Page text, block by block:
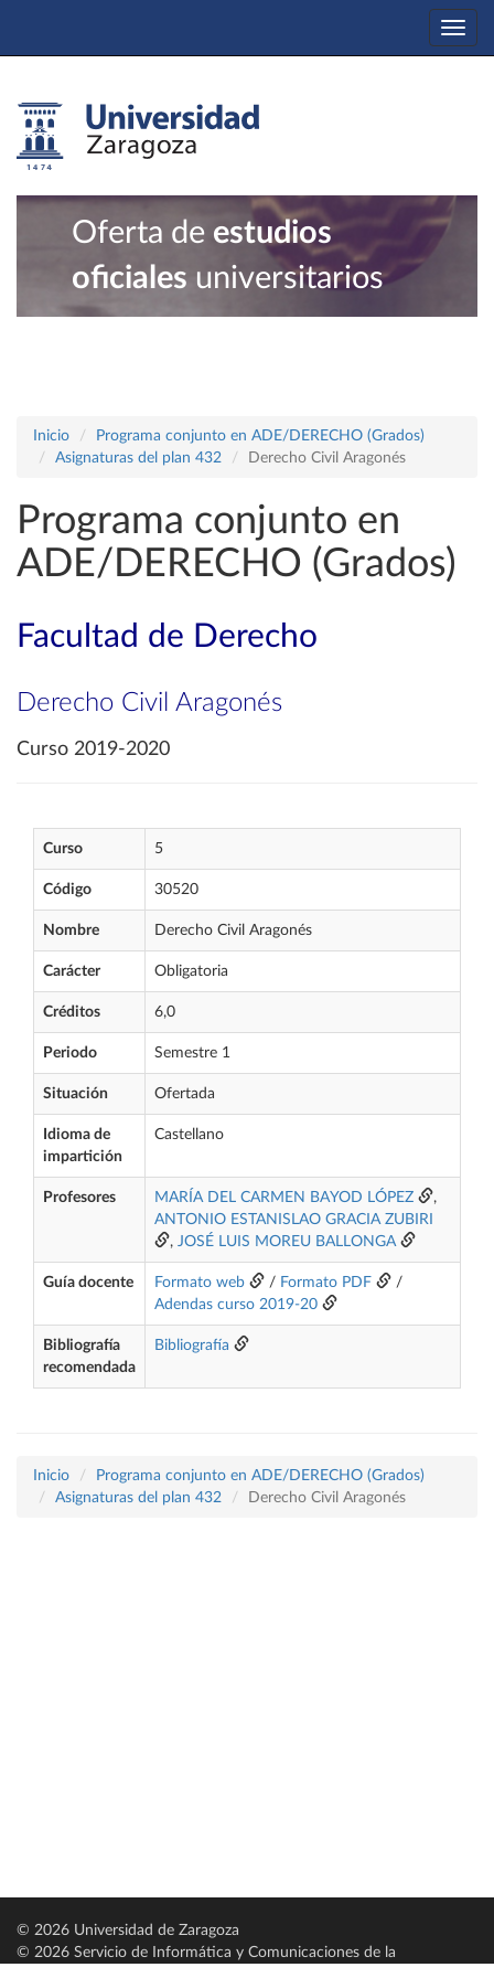
Oferta de estudios
oficiales universitarios
Inicio
Programa conjunto en ADE/DERECHO (Grados)
Asignaturas del plan 432
Derecho Civil Aragonés
Programa conjunto en
ADE/DERECHO (Grados)
Facultad de Derecho
Derecho Civil Aragonés
Curso 2019-2020
Curso 5
Código 30520
Nombre Derecho Civil Aragonés
Carácter Obligatoria
Créditos 6,0
Periodo Semestre 1
Situación Ofertada
Idioma de
impartición
Castellano
Profesores MARÍA DEL CARMEN BAYOD LÓPEZ
,
ANTONIO ESTANISLAO GRACIA ZUBIRI
, JOSÉ LUIS MOREU BALLONGA
Guía docente Formato web / Formato PDF
/
Adendas curso 2019-20
Bibliografía
recomendada
Bibliografía
Inicio
Programa conjunto en ADE/DERECHO (Grados)
Asignaturas del plan 432
Derecho Civil Aragonés
© 2026 Universidad de Zaragoza
© 2026 Servicio de Informática y Comunicaciones de la